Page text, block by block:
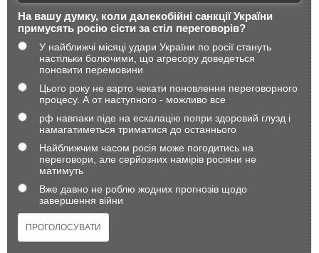
На вашу думку, коли далекобійні санкції України
примусять росію сісти за стіл переговорів?
У найближчі місяці удари України по росії стануть
настільки болючими, що агресору доведеться
поновити перемовини
Цього року не варто чекати поновлення переговорного
процесу. А от наступного - можливо все
рф навпаки піде на ескалацію попри здоровий глузд і
намагатиметься триматися до останнього
Найближчим часом росія може погодитись на
переговори, але серйозних намірів росіяни не
матимуть
Вже давно не роблю жодних прогнозів щодо
завершення війни